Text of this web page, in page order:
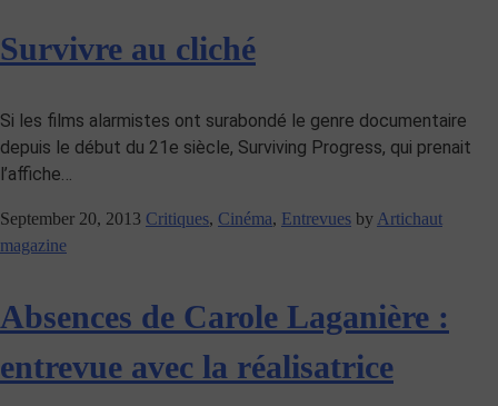
Survivre au cliché
Si les films alarmistes ont surabondé le genre documentaire
depuis le début du 21e siècle, Surviving Progress, qui prenait
l’affiche…
September 20, 2013 Critiques, Cinéma, Entrevues by Artichaut
magazine
Absences de Carole Laganière :
entrevue avec la réalisatrice